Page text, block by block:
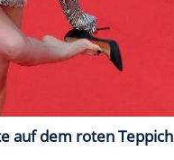
auf dem roten Teppich